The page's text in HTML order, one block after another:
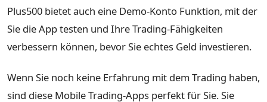
Plus500 bietet auch eine Demo-Konto Funktion, mit der
Sie die App testen und Ihre Trading-Fähigkeiten
verbessern können, bevor Sie echtes Geld investieren.
Wenn Sie noch keine Erfahrung mit dem Trading haben,
sind diese Mobile Trading-Apps perfekt für Sie. Sie